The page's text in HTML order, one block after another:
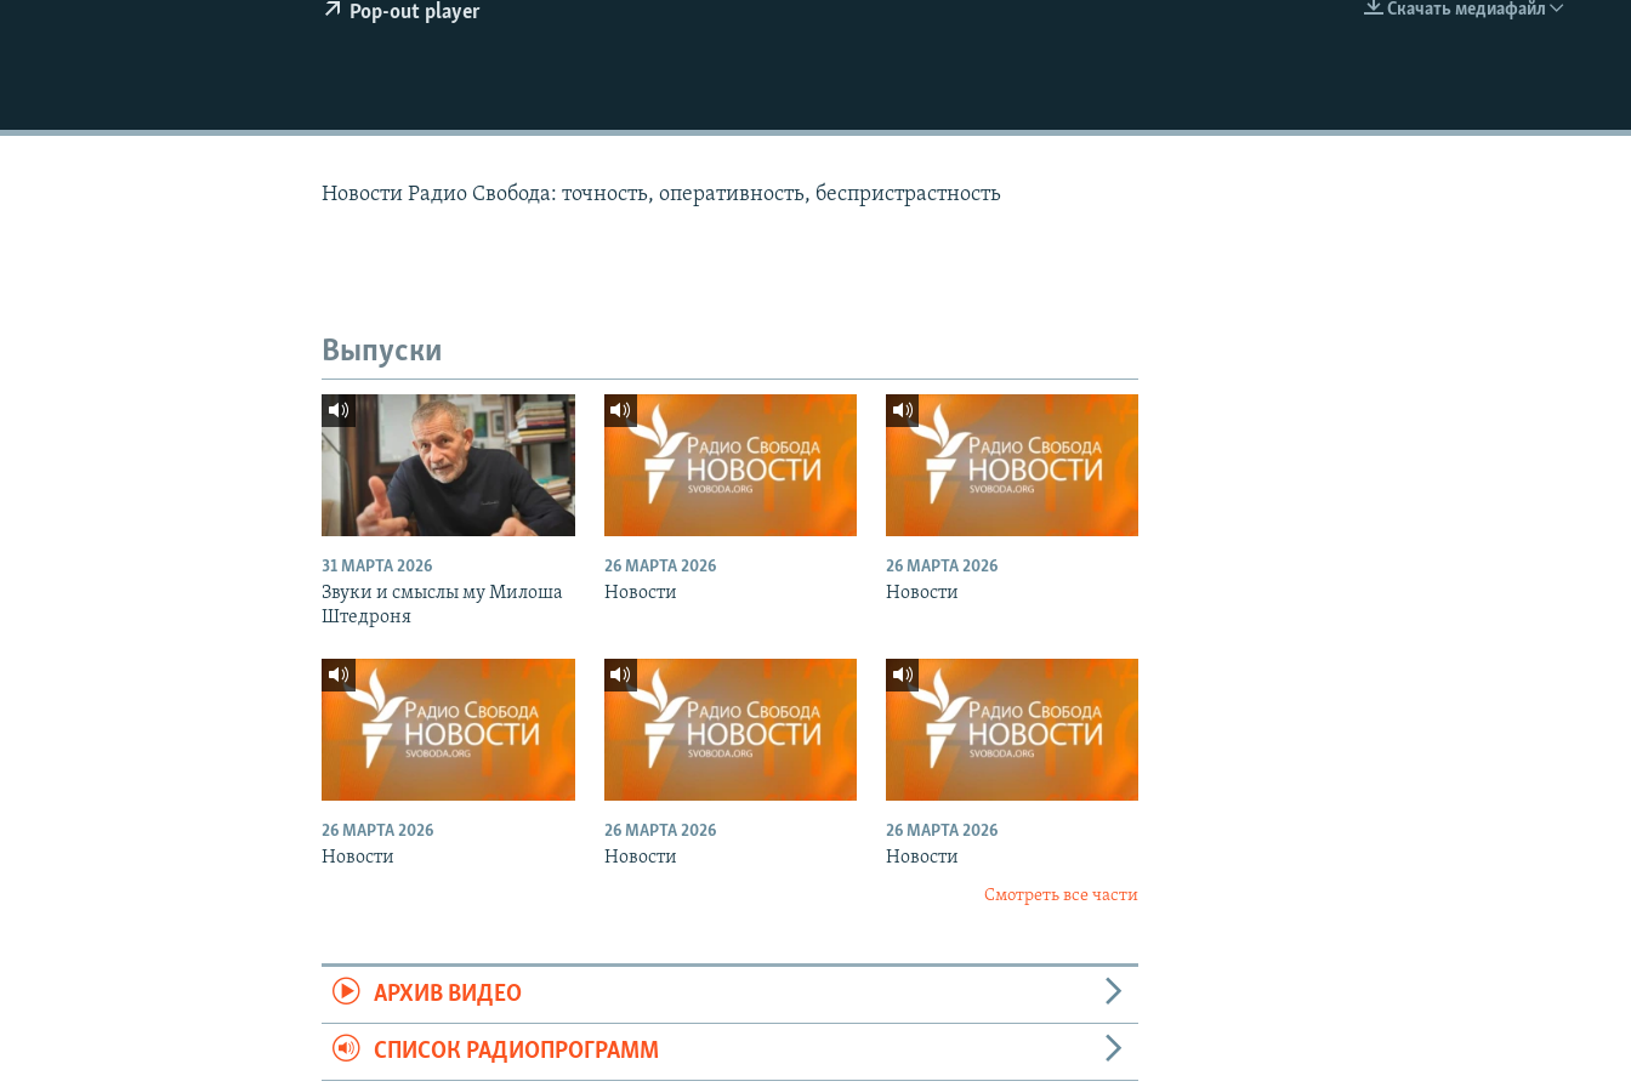
EMBED
Скачать медиафайл
Pop-out player
Новости Радио Свобода: точность, оперативность, беспристрастность
Выпуски
31 МАРТА 2026
Звуки и смыслы му Милоша
Штедроня
26 МАРТА 2026
Новости
26 МАРТА 2026
Новости
26 МАРТА 2026
Новости
26 МАРТА 2026
Новости
26 МАРТА 2026
Новости
Смотреть все части
АРХИВ ВИДЕО
СПИСОК РАДИОПРОГРАММ